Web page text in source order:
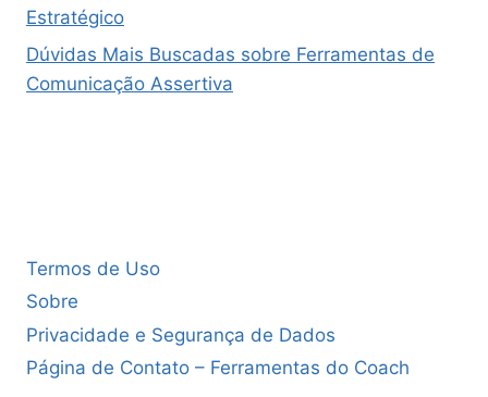
Estratégico
Dúvidas Mais Buscadas sobre Ferramentas de
Comunicação Assertiva
Termos de Uso
Sobre
Privacidade e Segurança de Dados
Página de Contato – Ferramentas do Coach